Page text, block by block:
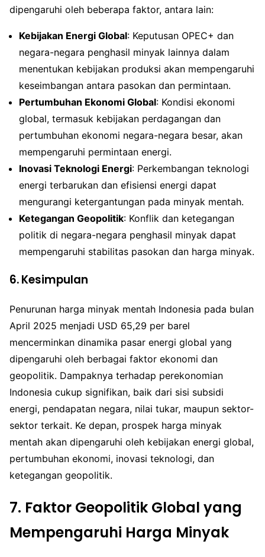
dipengaruhi oleh beberapa faktor, antara lain:
Kebijakan Energi Global: Keputusan OPEC+ dan
negara-negara penghasil minyak lainnya dalam
menentukan kebijakan produksi akan mempengaruhi
keseimbangan antara pasokan dan permintaan.
Pertumbuhan Ekonomi Global: Kondisi ekonomi
global, termasuk kebijakan perdagangan dan
pertumbuhan ekonomi negara-negara besar, akan
mempengaruhi permintaan energi.
Inovasi Teknologi Energi: Perkembangan teknologi
energi terbarukan dan efisiensi energi dapat
mengurangi ketergantungan pada minyak mentah.
Ketegangan Geopolitik: Konflik dan ketegangan
politik di negara-negara penghasil minyak dapat
mempengaruhi stabilitas pasokan dan harga minyak.
6. Kesimpulan
Penurunan harga minyak mentah Indonesia pada bulan
April 2025 menjadi USD 65,29 per barel
mencerminkan dinamika pasar energi global yang
dipengaruhi oleh berbagai faktor ekonomi dan
geopolitik. Dampaknya terhadap perekonomian
Indonesia cukup signifikan, baik dari sisi subsidi
energi, pendapatan negara, nilai tukar, maupun sektor-
sektor terkait. Ke depan, prospek harga minyak
mentah akan dipengaruhi oleh kebijakan energi global,
pertumbuhan ekonomi, inovasi teknologi, dan
ketegangan geopolitik.
7. Faktor Geopolitik Global yang
Mempengaruhi Harga Minyak